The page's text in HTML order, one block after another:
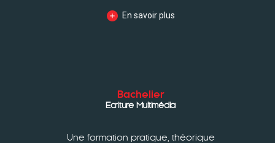
En savoir plus
Bachelier
Ecriture Multimédia
Une formation pratique, théorique